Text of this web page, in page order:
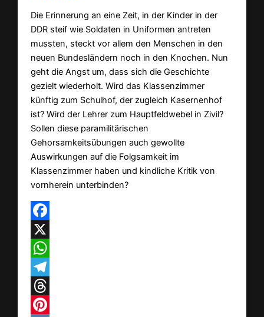
Die Erinnerung an eine Zeit, in der Kinder in der
DDR steif wie Soldaten in Uniformen antreten
mussten, steckt vor allem den Menschen in den
neuen Bundesländern noch in den Knochen. Nun
geht die Angst um, dass sich die Geschichte
gezielt wiederholt. Wird das Klassenzimmer
künftig zum Schulhof, der zugleich Kasernenhof
ist? Wird der Lehrer zum Hauptfeldwebel in Zivil?
Sollen diese paramilitärischen
Gehorsamkeitsübungen auch gewollte
Auswirkungen auf die Folgsamkeit im
Klassenzimmer haben und kindliche Kritik von
vornherein unterbinden?
Facebook
X
WhatsApp
Telegram
Threads